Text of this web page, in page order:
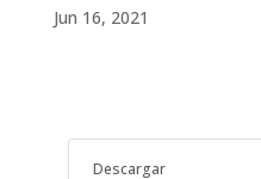
Jun 16, 2021
Descargar